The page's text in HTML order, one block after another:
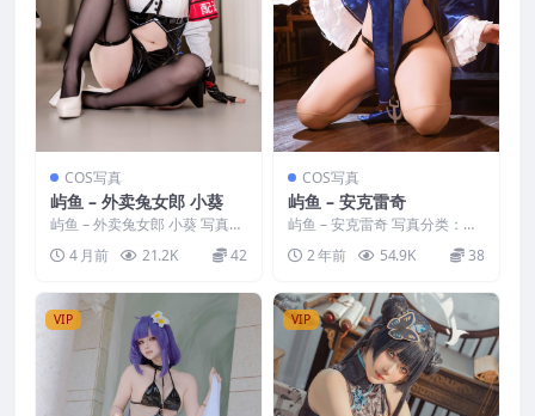
COS写真
屿鱼 – 外卖兔女郎 小葵
屿鱼 – 外卖兔女郎 小葵 写真分
类：唯美，参与模特：屿鱼 [资
源大小]：[65...
4 月前 21.2K 42
COS写真
屿鱼 – 安克雷奇
屿鱼 – 安克雷奇 写真分类：唯
美，参与模特：屿鱼 [套图大
小]：[33P／42...
2 年前 54.9K 38
VIP VIP